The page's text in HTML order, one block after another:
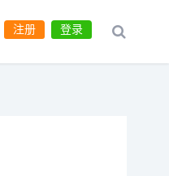
登录
注册